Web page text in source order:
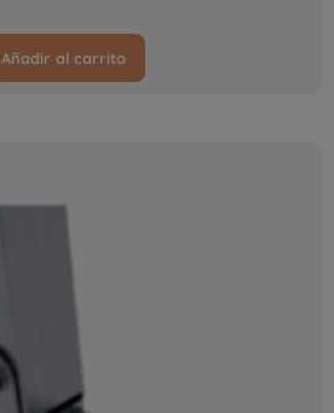
Añadir al carrito